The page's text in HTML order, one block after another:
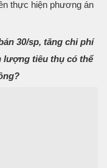
thực hiện phương án
30/sp, tăng chi phí
lượng tiêu thụ có thể